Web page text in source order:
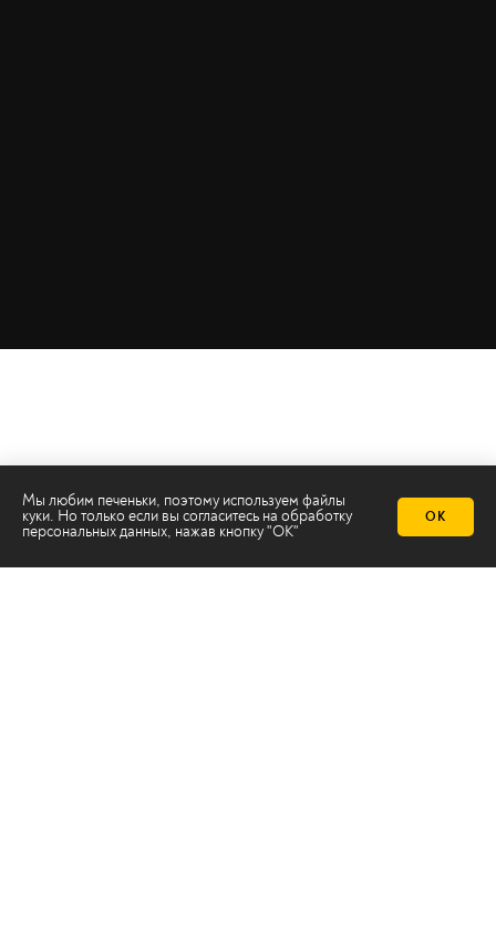
Мы любим печеньки, поэтому используем файлы
куки. Но только если вы согласитесь на обработку
персональных данных, нажав кнопку "ОК"
ОК